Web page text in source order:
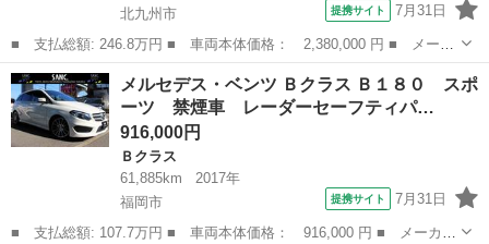
北九州市
提携サイト 7月31日
■ 支払総額: 246.8万円 ■ 車両本体価格： 2,380,000 円 ■ メーカ
ー名： メルセデス・ベンツ ■ 車種名： Ｅクラス ■ グレード
名： Ｅ２００ アバンギャルド スポーツ ユーザー買取／禁煙／
レザーパッ...
福岡 北九州市 Ｅクラス
メルセデス・ベンツ Ｂクラス Ｂ１８０ スポ
ーツ 禁煙車 レーダーセーフティパ…
916,000円
Ｂクラス
61,885km
2017年
福岡市
提携サイト 7月31日
■ 支払総額: 107.7万円 ■ 車両本体価格： 916,000 円 ■ メーカー